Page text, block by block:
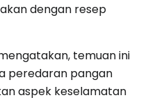
dengan resep
temuan ini
peredaran pangan
aspek keselamatan